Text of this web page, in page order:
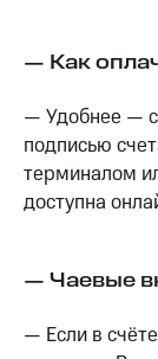
— Как
— Удобнее —
подписью
терминалом
доступна
— Чаевые
— Если в